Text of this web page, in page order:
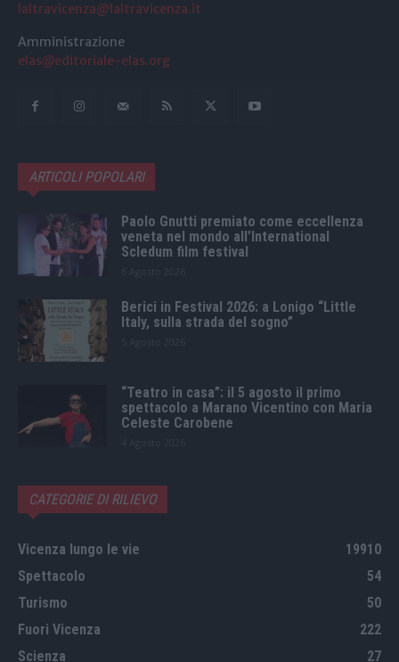
laltravicenza@laltravicenza.it
Amministrazione
elas@editoriale-elas.org
ARTICOLI POPOLARI
Paolo Gnutti premiato come eccellenza
veneta nel mondo all’International
Scledum film festival
Berici in Festival 2026: a Lonigo “Little
Italy, sulla strada del sogno”
“Teatro in casa”: il 5 agosto il primo
spettacolo a Marano Vicentino con Maria
Celeste Carobene
CATEGORIE DI RILIEVO
Vicenza lungo le vie
19910
Spettacolo
54
Turismo
50
Fuori Vicenza
222
Scienza
27